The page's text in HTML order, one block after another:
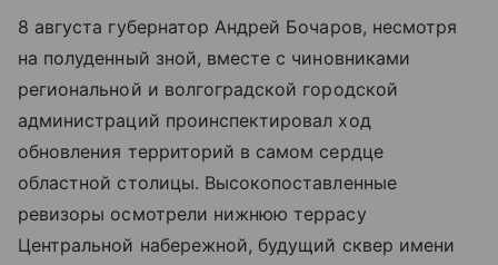
8 августа губернатор Андрей Бочаров, несмотря
на полуденный зной, вместе с чиновниками
региональной и волгоградской городской
администраций проинспектировал ход
обновления территорий в самом сердце
областной столицы. Высокопоставленные
ревизоры осмотрели нижнюю террасу
Центральной набережной, будущий сквер имени